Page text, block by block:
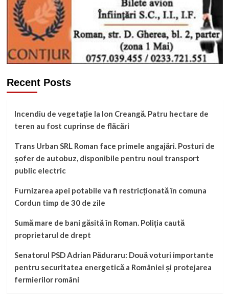
Recent Posts
Incendiu de vegetație la Ion Creangă. Patru hectare de
teren au fost cuprinse de flăcări
Trans Urban SRL Roman face primele angajări. Posturi de
șofer de autobuz, disponibile pentru noul transport
public electric
Furnizarea apei potabile va fi restricționată în comuna
Cordun timp de 30 de zile
Sumă mare de bani găsită în Roman. Poliția caută
proprietarul de drept
Senatorul PSD Adrian Păduraru: Două voturi importante
pentru securitatea energetică a României și protejarea
fermierilor români